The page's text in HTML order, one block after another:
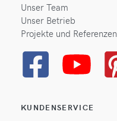
Unser Team
Unser Betrieb
Projekte und Referenzen
KUNDENSERVICE